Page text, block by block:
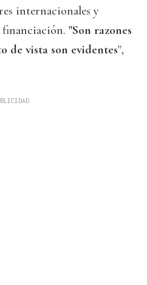
internacionales y
"Son razones
de vista son evidentes",